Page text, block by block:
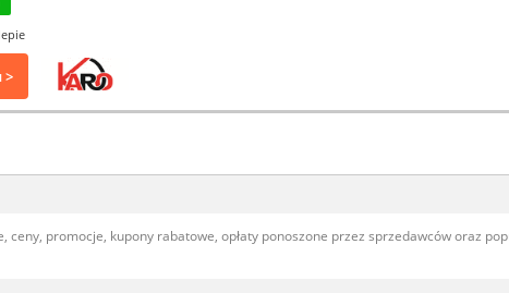
>
promocje, kupony rabatowe, opłaty ponoszone przez sprzedawców oraz